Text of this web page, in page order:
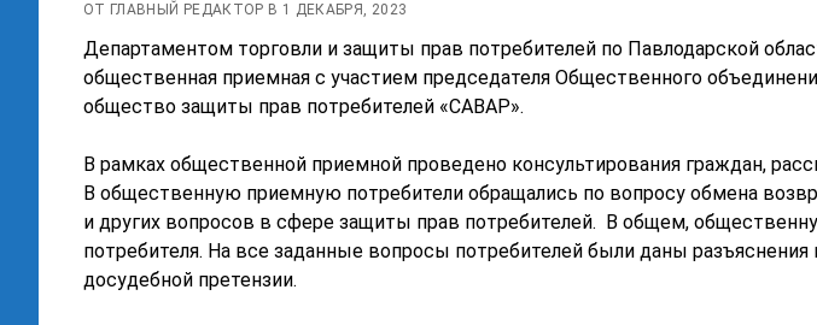
ОТ ГЛАВНЫЙ РЕДАКТОР В 1 ДЕКАБРЯ, 2023
Департаментом торговли и защиты прав потребителей по Павлодарской
общественная приемная с участием председателя Общественного
общество защиты прав потребителей «САВАР».
В рамках общественной приемной проведено консультирования граждан,
В общественную приемную потребители обращались по вопросу обмена
и других вопросов в сфере защиты прав потребителей. В общем,
потребителя. На все заданные вопросы потребителей были даны
досудебной претензии.